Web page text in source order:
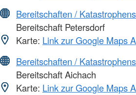
Bereitschaften /
Bereitschaft Petersdorf
Karte: Link zur Google Maps
Bereitschaften /
Bereitschaft Aichach
Karte: Link zur Google Maps